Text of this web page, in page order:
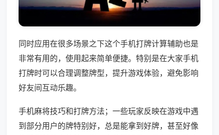
同时应用在很多场景之下这个手机打牌计算辅助也是
非常有用的，使用起来简单便捷。特别是在大家手机
打牌时可以合理调整牌型，提升游戏体验，避免影响
好友间互动乐趣。
手机麻将技巧和打牌方法；一些玩家反映在游戏中遇
到部分用户的牌特别好，总是能拿到好牌，甚至好像